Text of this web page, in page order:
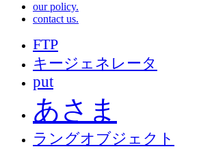
our policy.
contact us.
FTP
キージェネレータ
put
あさま
ラングオブジェクト